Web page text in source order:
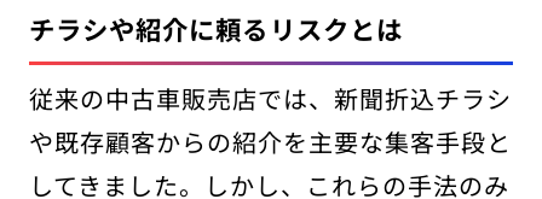
チラシや紹介に頼るリスクとは
従来の中古車販売店では、新聞折込チラシ
や既存顧客からの紹介を主要な集客手段と
してきました。しかし、これらの手法のみ